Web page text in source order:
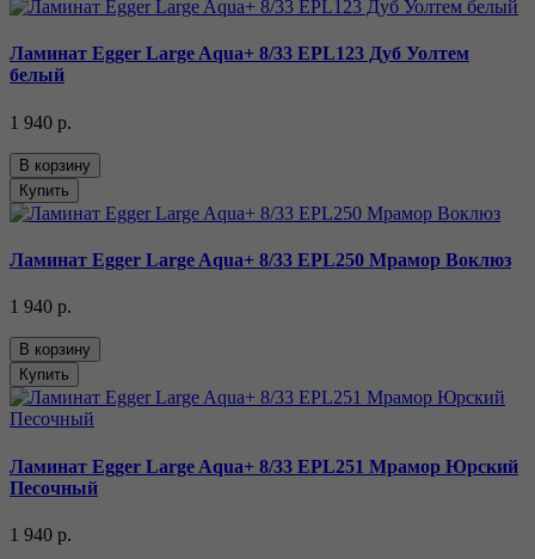
Ламинат Egger Large Aqua+ 8/33 EPL123 Дуб Уолтем
белый
1 940 р.
В корзину
Купить
Ламинат Egger Large Aqua+ 8/33 EPL250 Мрамор Воклюз
1 940 р.
В корзину
Купить
Ламинат Egger Large Aqua+ 8/33 EPL251 Мрамор Юрский
Песочный
1 940 р.